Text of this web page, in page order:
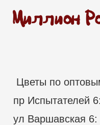
Цветы по
пр Испытателей
ул Варшавская 6: